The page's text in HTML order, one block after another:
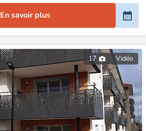
En savoir plus
17 Vidéo